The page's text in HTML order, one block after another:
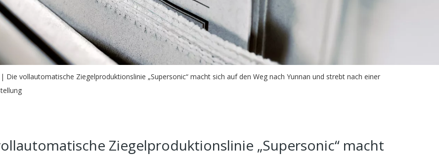
Die vollautomatische Ziegelproduktionslinie „Supersonic“ macht sich auf den Weg nach Yunnan und strebt nach einer
Ziegelproduktionslinie „Supersonic“ macht